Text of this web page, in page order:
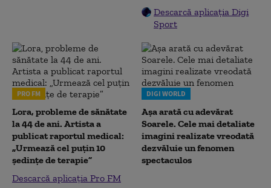
Descarcă aplicația Digi
Sport
PRO FM
Lora, probleme de sănătate
la 44 de ani. Artista a
publicat raportul medical:
„Urmează cel puțin 10
ședințe de terapie”
Descarcă aplicația Pro FM
DIGI WORLD
Așa arată cu adevărat
Soarele. Cele mai detaliate
imagini realizate vreodată
dezvăluie un fenomen
spectaculos